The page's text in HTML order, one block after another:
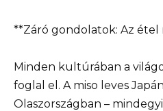
**Záró gondolatok: Az
Minden kultúrában a
foglal el. A miso leves
Olaszországban –